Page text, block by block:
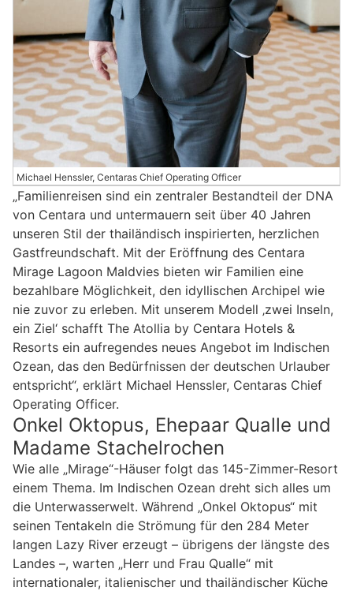
Michael Henssler, Centaras Chief Operating Officer
„Familienreisen sind ein zentraler Bestandteil der DNA
von Centara und untermauern seit über 40 Jahren
unseren Stil der thailändisch inspirierten, herzlichen
Gastfreundschaft. Mit der Eröffnung des Centara
Mirage Lagoon Maldvies bieten wir Familien eine
bezahlbare Möglichkeit, den idyllischen Archipel wie
nie zuvor zu erleben. Mit unserem Modell ‚zwei Inseln,
ein Ziel‘ schafft The Atollia by Centara Hotels &
Resorts ein aufregendes neues Angebot im Indischen
Ozean, das den Bedürfnissen der deutschen Urlauber
entspricht“, erklärt Michael Henssler, Centaras Chief
Operating Officer.
Onkel Oktopus, Ehepaar Qualle und
Madame Stachelrochen
Wie alle „Mirage“-Häuser folgt das 145-Zimmer-Resort
einem Thema. Im Indischen Ozean dreht sich alles um
die Unterwasserwelt. Während „Onkel Oktopus“ mit
seinen Tentakeln die Strömung für den 284 Meter
langen Lazy River erzeugt – übrigens der längste des
Landes –, warten „Herr und Frau Qualle“ mit
internationaler, italienischer und thailändischer Küche